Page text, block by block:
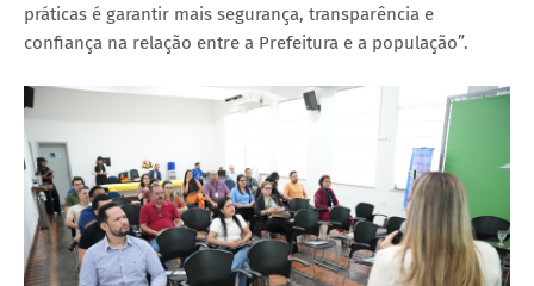
práticas é garantir mais segurança, transparência e
confiança na relação entre a Prefeitura e a população”.